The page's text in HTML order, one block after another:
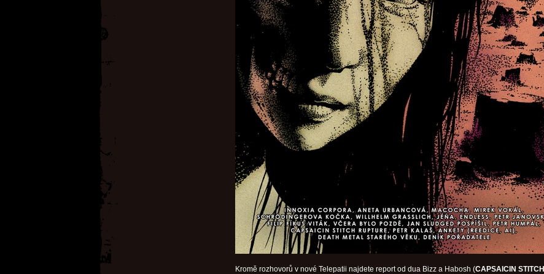
Kromě rozhovorů v nové Telepatii najdete report od dua Bizz a Habosh (CAPSAICIN STITCH